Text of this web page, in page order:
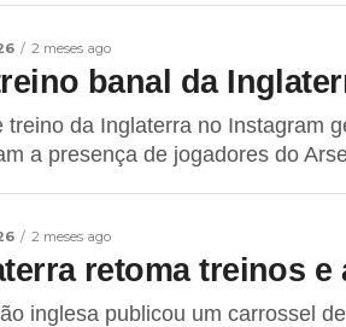
2 meses ago
banal da
treino da Inglaterra no Instagram
a presença de jogadores do
2 meses ago
retoma treinos e
inglesa publicou um carrossel